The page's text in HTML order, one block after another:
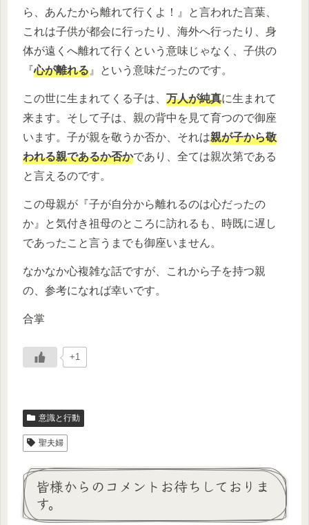
ら、あんたから離れて行くよ！』と言われた言葉、
これは子供が都会に行ったり、海外へ行ったり、身
体が遠くへ離れて行くという意味じゃなく、子供の
『心が離れる 』という意味だったのです。
この世に生まれてくる子は、 万人が純真に生まれて
来ます。そして子は、親の背中を見て育つので御座
います。子が親を敬うか否か、それは親が子から敬
われる親であるか否かであり、全ては親次第である
と言えるのです。
この母親が『子が自分から離れるのは心だったの
か』と気付き祖母のところに訪れるも、時既に遅し
であったこと言うまでも御座いません。
なかなか心複雑な話ですが、これから子を持つ親
の、参考になれば幸いです。
合掌
+1
意識と行動
聖夫婦
皆様からのコメントお待ちしておりま
す。